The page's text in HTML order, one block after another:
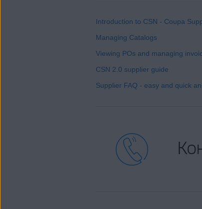
Introduction to CSN - Coupa
Managing Catalogs
Viewing POs and managing
CSN 2.0 supplier guide
Supplier FAQ - easy and quick